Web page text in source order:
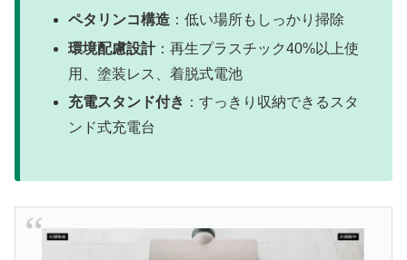
ペタリンコ構造 ：低い場所もしっかり掃除
環境配慮設計：再生プラスチック40%以上使
用、塗装レス、着脱式電池
充電スタンド付き ：すっきり収納できるスタ
ンド式充電台